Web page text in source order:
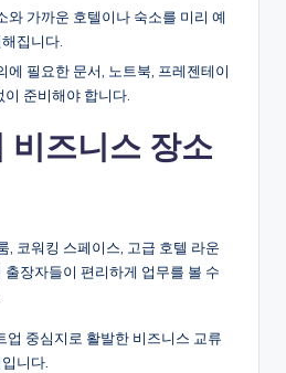
와 가까운 호텔이나 숙소를 미리 예
집니다.
에 필요한 문서, 노트북, 프레젠테이
준비해야 합니다.
비즈니스 장소
, 코워킹 스페이스, 고급 호텔 라운
출장자들이 편리하게 업무를 볼 수
업 중심지로 활발한 비즈니스 교류
니다.